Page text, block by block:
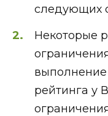
следующих
Некоторые
выполнение
рейтинга у